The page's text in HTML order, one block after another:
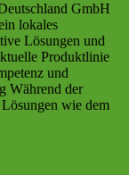
GmbH
lokales
Lösungen und
Produktlinie
und
Während der
wie dem